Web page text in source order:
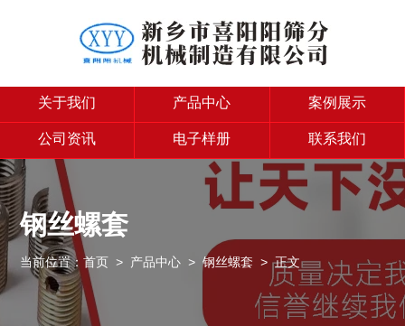
关于我们 产品中心 案例展示
公司资讯 电子样册 联系我们
钢丝螺套
当前位置：首页 > 产品中心 >钢丝螺套 > 正文